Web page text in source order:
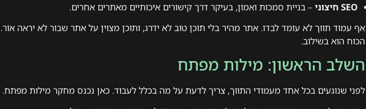
SEO חיצוני
– בניית סמכות ואמון, בעיקר דרך קישורים איכותיים מאתרים אחרים.
אף עמוד תווך לא עומד לבדו. אתר מהיר בלי תוכן טוב לא ידרג, ותוכן מצוין על אתר שבור לא יראה אור.
הכוח הוא בשילוב.
השלב הראשון: מילות מפתח
לפני שנוגעים בכל אחד מעמודי התווך, צריך לדעת על מה בכלל לעבוד. כאן נכנס מחקר מילות מפתח.